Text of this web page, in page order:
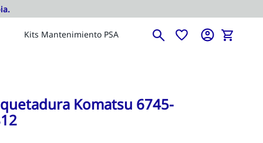
Kits Mantenimiento PSA
Komatsu 6745-